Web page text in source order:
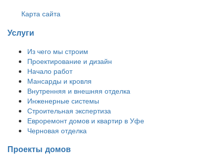
Карта сайта
Услуги
Из чего мы строим
Проектирование и дизайн
Начало работ
Мансарды и кровля
Внутренняя и внешняя отделка
Инженерные системы
Строительная экспертиза
Евроремонт домов и квартир в Уфе
Черновая отделка
Проекты домов